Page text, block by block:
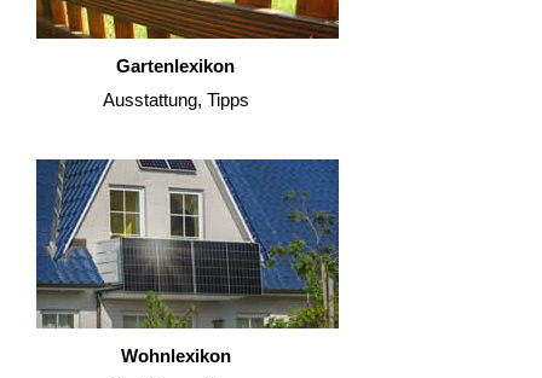
Gartenlexikon
Ausstattung, Tipps
Wohnlexikon